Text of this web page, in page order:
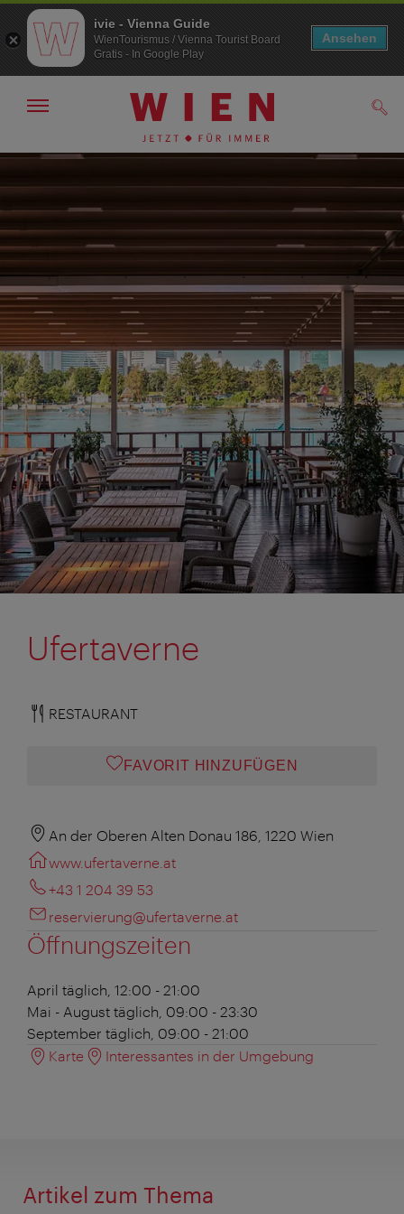
Zur
Zum
Navigation
Ufertaverne
RESTAURANT
FAVORIT HINZUFÜGEN
An der Oberen Alten Donau 186, 1220 Wien
www.ufertaverne.at
+43 1 204 39 53
reservierung@ufertaverne.at
Öffnungszeiten
April täglich, 12:00 - 21:00
Mai - August täglich, 09:00 - 23:30
September täglich, 09:00 - 21:00
Karte
Interessantes in der Umgebung
Artikel zum Thema
ivie - Vienna Guide
WienTourismus / Vienna Tourist Board
Gratis - In Google Play
Ansehen